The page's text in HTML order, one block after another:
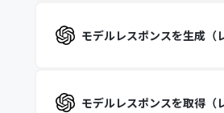
モデルレスポンスを生成（
モデルレスポンスを取得（